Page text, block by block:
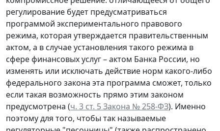
регулирование будет предусматриваться
программой экспериментального правового
режима, которая утверждается правительственным
актом, а в случае установления такого режима в
сфере финансовых услуг – актом Банка России, но
изменять или исключать действие норм какого-либо
федерального закона эта программа сможет, только
если такая возможность прямо этим законом
предусмотрена (ч. 3 ст. 5 Закона № 258-ФЗ). Именно
поэтому для того, чтобы так называемые